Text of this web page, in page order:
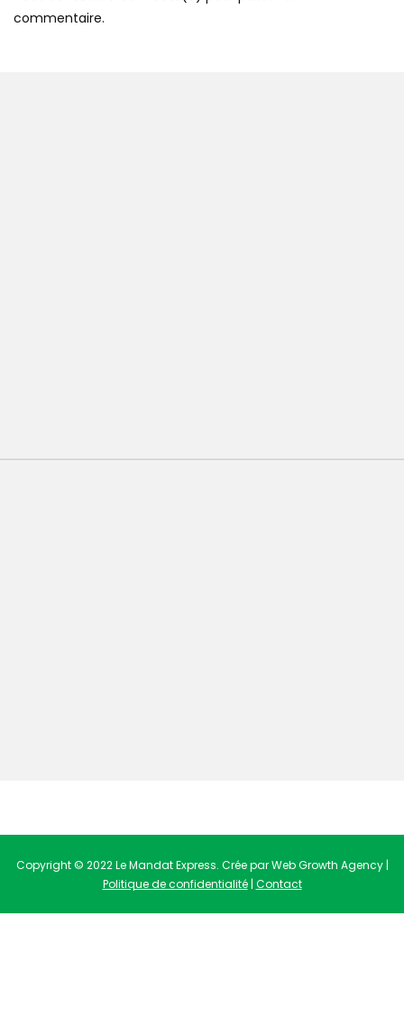
commentaire.
Copyright © 2022 Le Mandat Express. Crée par Web Growth Agency |
Politique de confidentialité| Contact